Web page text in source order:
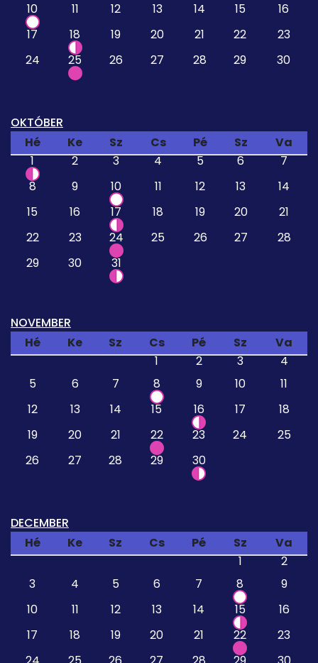
10
11 12 13 14 15
16
17
18 19 20 21 22
23
24
25 26 27 28 29 30
OKTÓBER
Hé
Ke Sz Cs Pé Sz
Va
1
2 3 4 5 6
7
8
9 10 11 12 13
14
15
16 17 18 19 20
21
22
23 24 25 26 27
28
29
30 31
NOVEMBER
Hé
Ke Sz Cs Pé Sz
Va
1
2 3
4
5
6 7 8 9 10
11
12
13 14 15 16 17
18
19
20 21 22 23 24
25
26
27 28 29 30
DECEMBER
Hé
Ke Sz Cs Pé Sz
Va
1
2
3
4 5 6 7 8
9
10
11 12 13 14 15
16
17
18 19 20 21 22
23